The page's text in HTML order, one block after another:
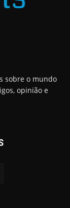
sobre o mundo
opinião e